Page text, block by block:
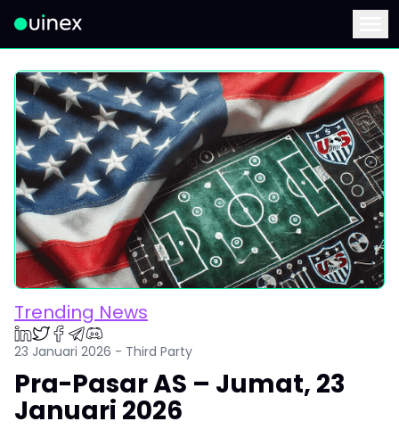
Ini adalah logo dan jika diklik akan mengarahkan Anda ke
Trending News
23 Januari 2026 - Third Party
Pra-Pasar AS – Jumat, 23
Januari 2026